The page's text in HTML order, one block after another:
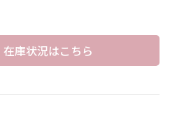
庫状況はこちら